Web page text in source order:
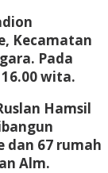
Kecamatan
Pada
wita.
Hamsil
dan 67 rumah
Alm.